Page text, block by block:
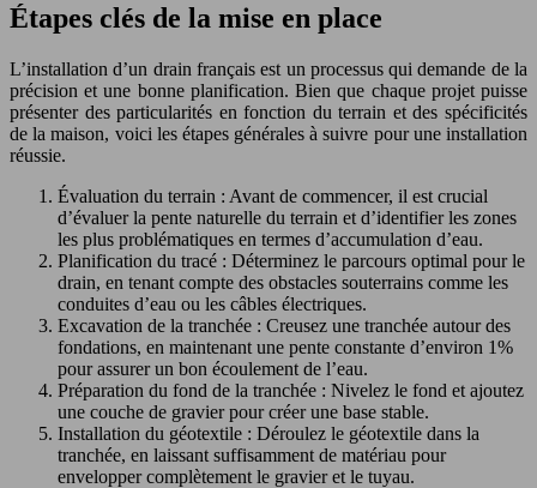
Étapes clés de la mise en place
L’installation d’un drain français est un processus qui demande de la
précision et une bonne planification. Bien que chaque projet puisse
présenter des particularités en fonction du terrain et des spécificités
de la maison, voici les étapes générales à suivre pour une installation
réussie.
Évaluation du terrain : Avant de commencer, il est crucial
d’évaluer la pente naturelle du terrain et d’identifier les zones
les plus problématiques en termes d’accumulation d’eau.
Planification du tracé : Déterminez le parcours optimal pour le
drain, en tenant compte des obstacles souterrains comme les
conduites d’eau ou les câbles électriques.
Excavation de la tranchée : Creusez une tranchée autour des
fondations, en maintenant une pente constante d’environ 1%
pour assurer un bon écoulement de l’eau.
Préparation du fond de la tranchée : Nivelez le fond et ajoutez
une couche de gravier pour créer une base stable.
Installation du géotextile : Déroulez le géotextile dans la
tranchée, en laissant suffisamment de matériau pour
envelopper complètement le gravier et le tuyau.